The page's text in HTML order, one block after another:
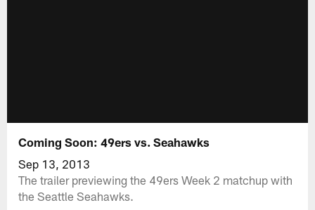
Coming Soon: 49ers vs. Seahawks
Sep 13, 2013
The trailer previewing the 49ers Week 2 matchup with
the Seattle Seahawks.